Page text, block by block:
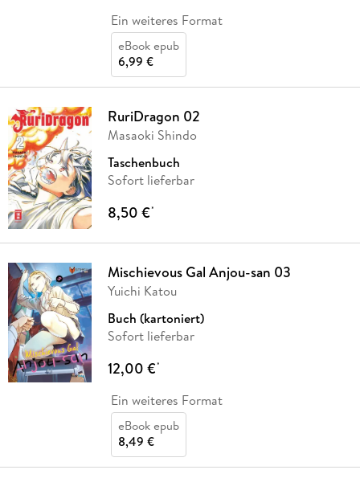
Ein weiteres Format
eBook epub
6,99 €
RuriDragon 02
Masaoki Shindo
Taschenbuch
Sofort lieferbar
8,50 €*
Mischievous Gal Anjou-san 03
Yuichi Katou
Buch (kartoniert)
Sofort lieferbar
12,00 €*
Ein weiteres Format
eBook epub
8,49 €